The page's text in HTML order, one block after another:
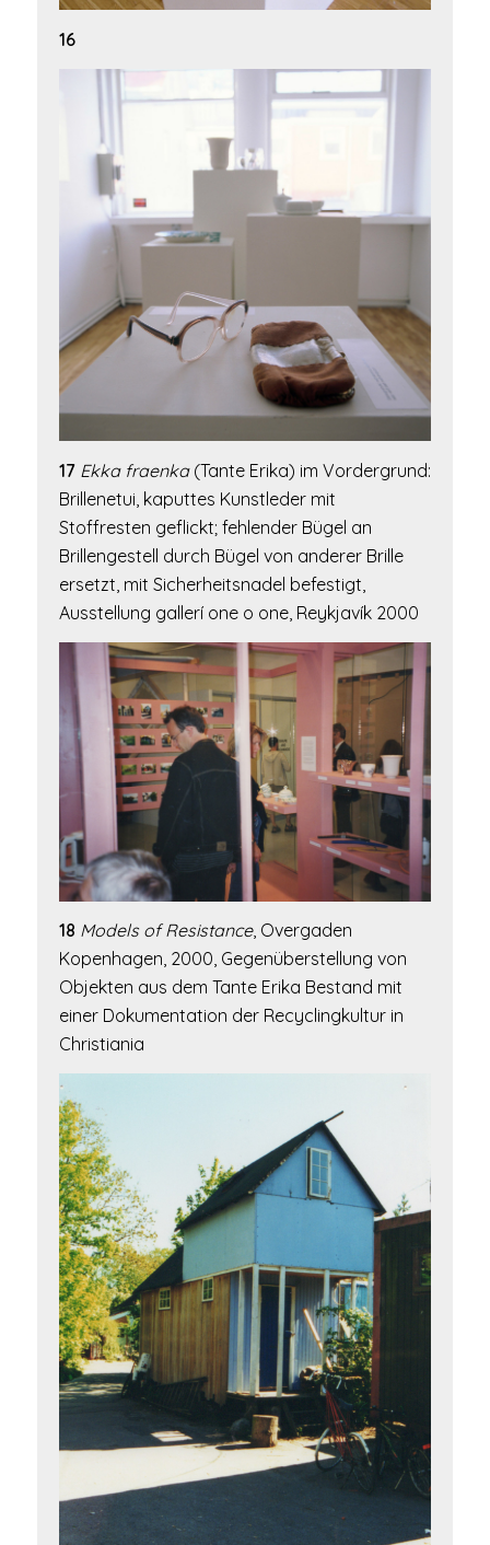
16
17 Ekka fraenka(Tante Erika) im Vordergrund:
Brillenetui, kaputtes Kunstleder mit
Stoffresten geflickt; fehlender Bügel an
Brillengestell durch Bügel von anderer Brille
ersetzt, mit Sicherheitsnadel befestigt,
Ausstellung gallerí one o one, Reykjavík 2000
18 Models of Resistance, Overgaden
Kopenhagen, 2000, Gegenüberstellung von
Objekten aus dem Tante Erika Bestand mit
einer Dokumentation der Recyclingkultur in
Christiania